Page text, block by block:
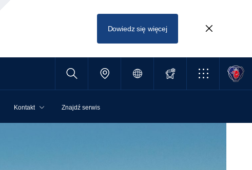
Dowiedz się więcej
Kontakt Znajdź serwis